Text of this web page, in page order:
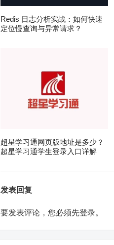
Redis 日志分析实战：如何快速
定位慢查询与异常请求？
超星学习通网页版地址是多少？
超星学习通学生登录入口详解
发表回复
要发表评论，您必须先登录。